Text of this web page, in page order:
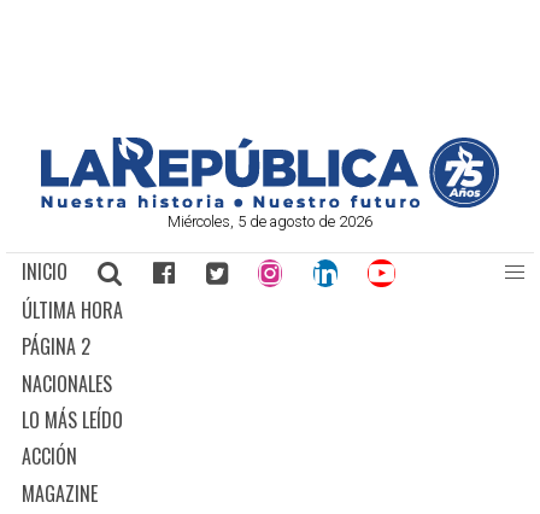
Miércoles, 5 de agosto de 2026
INICIO
ÚLTIMA HORA
PÁGINA 2
NACIONALES
LO MÁS LEÍDO
ACCIÓN
MAGAZINE